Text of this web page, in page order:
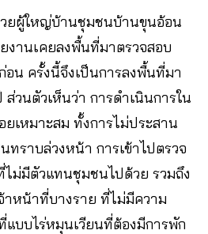
ยผู้ใหญ่บ้านชุมชนบ้านขุนอ้อน
านเคยลงพื้นที่มาตรวจสอบ
น ครั้งนี้จึงเป็นการลงพื้นที่มา
วนตัวเห็นว่า การดำเนินการใน
เหมาะสม ทั้งการไม่ประสาน
ทราบล่วงหน้า การเข้าไปตรวจ
ม่มีตัวแทนชุมชนไปด้วย รวมถึง
าหน้าที่บางราย ที่ไม่มีความ
แบบไร่หมุนเวียนที่ต้องมีการพัก